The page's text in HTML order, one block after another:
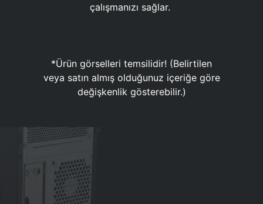
çalışmanızı sağlar.
*Ürün görselleri temsilidir! (Belirtilen
veya satın almış olduğunuz içeriğe göre
değişkenlik gösterebilir.)